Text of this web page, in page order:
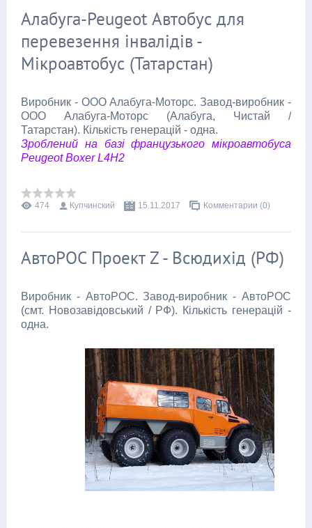
Алабуга-Peugeot Автобус для
перевезення інвалідів -
Мікроавтобус (Татарстан)
Виробник - ООО Алабуга-Моторс. Завод-виробник -
ООО Алабуга-Моторс (Алабуга, Чистай /
Татарстан). Кількість генерацій - одна.
Зроблений на базі французького мікроавтобуса
Peugeot Boxer L4H2
474 Купчинский 15.11.2017 Комментарии (0)
АвтоРОС Проект Z - Всюдихід (РФ)
Виробник - АвтоРОС. Завод-виробник - АвтоРОС
(смт. Новозавідовський / РФ). Кількість генерацій -
одна.